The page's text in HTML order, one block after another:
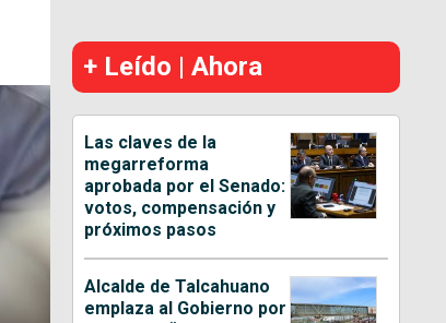
+ Leído | Ahora
Las claves de la
megarreforma
aprobada por el Senado:
votos, compensación y
próximos pasos
Alcalde de Talcahuano
emplaza al Gobierno por